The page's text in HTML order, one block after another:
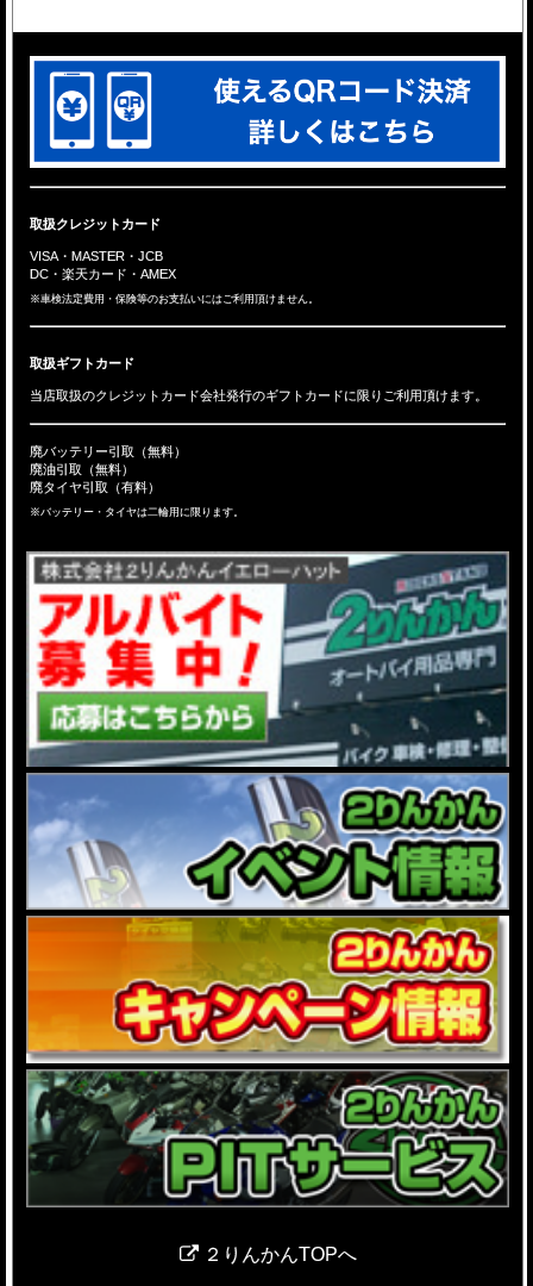
取扱クレジットカード
VISA・MASTER・JCB
DC・楽天カード・AMEX
※車検法定費用・保険等のお支払いにはご利用頂けません。
取扱ギフトカード
当店取扱のクレジットカード会社発行のギフトカードに限りご利用頂けます。
廃バッテリー引取（無料）
廃油引取（無料）
廃タイヤ引取（有料）
※バッテリー・タイヤは二輪用に限ります。
２りんかんTOPへ